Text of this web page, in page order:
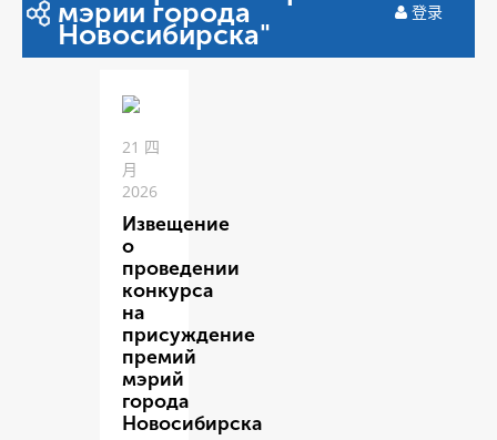
мэрии города
Новосибирска"
登录
21 四
月
2026
Извещение
о
проведении
конкурса
на
присуждение
премий
мэрий
города
Новосибирска